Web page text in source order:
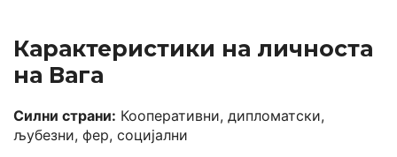
Карактеристики на личноста
на Вага
Силни страни: Кооперативни, дипломатски,
љубезни, фер, социјални